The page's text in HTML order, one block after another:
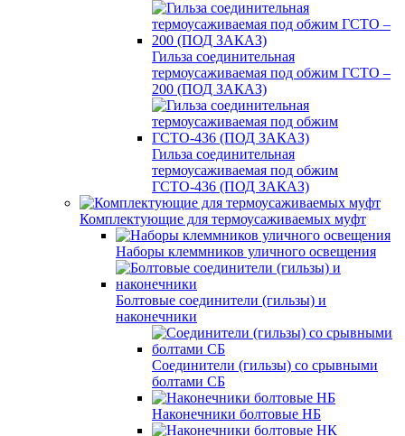
Гильза соединительная
термоусаживаемая под обжим ГСТО –
200 (ПОД ЗАКАЗ)
Гильза соединительная
термоусаживаемая под обжим
ГСТО-436 (ПОД ЗАКАЗ)
Комплектующие для термоусаживаемых муфт
Наборы клеммников уличного освещения
Болтовые соединители (гильзы) и
наконечники
Соединители (гильзы) со срывными
болтами СБ
Наконечники болтовые НБ